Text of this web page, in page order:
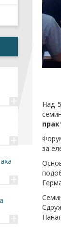
Над
за
+
+
+
+